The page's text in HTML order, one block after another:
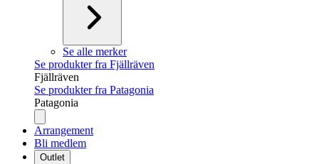
Se alle merker
Se produkter fra Fjällräven
Fjällräven
Se produkter fra Patagonia
Patagonia
Arrangement
Bli medlem
Outlet